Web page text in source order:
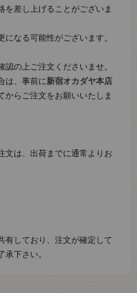
を差し上げることがございま
になる可能性がございます。
の上ご注文くださいませ。
は、事前に新宿オカダヤ本店
からご注文をお願いいたしま
文は、出荷までに通常よりお
有しており、注文が確定して
下さい。